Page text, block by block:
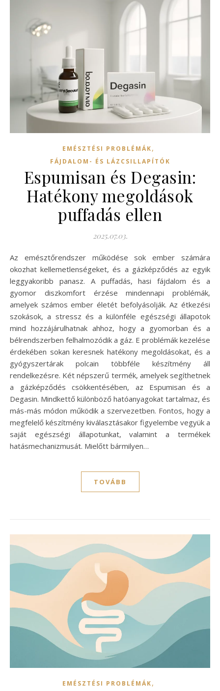
EMÉSZTÉSI PROBLÉMÁK,
FÁJDALOM- ÉS LÁZCSILLAPÍTÓK
Espumisan és Degasin:
Hatékony megoldások
puffadás ellen
2025.07.03.
Az emésztőrendszer működése sok ember számára
okozhat kellemetlenségeket, és a gázképződés az egyik
leggyakoribb panasz. A puffadás, hasi fájdalom és a
gyomor diszkomfort érzése mindennapi problémák,
amelyek számos ember életét befolyásolják. Az étkezési
szokások, a stressz és a különféle egészségi állapotok
mind hozzájárulhatnak ahhoz, hogy a gyomorban és a
bélrendszerben felhalmozódik a gáz. E problémák kezelése
érdekében sokan keresnek hatékony megoldásokat, és a
gyógyszertárak polcain többféle készítmény áll
rendelkezésre. Két népszerű termék, amelyek segíthetnek
a gázképződés csökkentésében, az Espumisan és a
Degasin. Mindkettő különböző hatóanyagokat tartalmaz, és
más-más módon működik a szervezetben. Fontos, hogy a
megfelelő készítmény kiválasztásakor figyelembe vegyük a
saját egészségi állapotunkat, valamint a termékek
hatásmechanizmusát. Mielőtt bármilyen…
TOVÁBB
EMÉSZTÉSI PROBLÉMÁK,